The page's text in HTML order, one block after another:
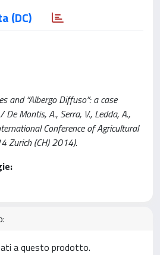
(DC)
and “Albergo Diffuso”: a case
Montis, A., Serra, V., Ledda, A.,
Conference of Agricultural
Zurich (CH) 2014).
a questo prodotto.